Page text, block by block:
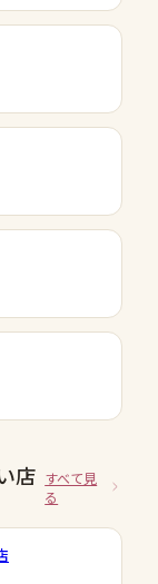
店 すべて見
る